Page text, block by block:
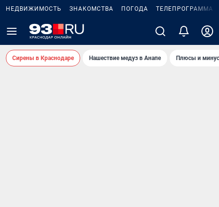
НЕДВИЖИМОСТЬ ЗНАКОМСТВА ПОГОДА ТЕЛЕПРОГРАММА
Сирены в Краснодаре Нашествие медуз в Анапе Плюсы и